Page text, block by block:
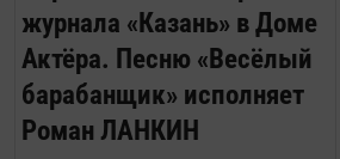
журнала «Казань» в Доме
Актёра. Песню «Весёлый
барабанщик» исполняет
Роман ЛАНКИН